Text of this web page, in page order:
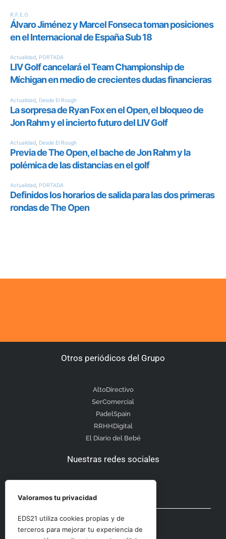
Otros periódicos del Grupo
AltoDirectivo
SerComercial
PadelSpain
RRHHDigital
El Diario del Bebé
Nuestras redes sociales
Otras secciones
Valoramos tu privacidad
EDS21 utiliza cookies propias y de
terceros para mejorar tu experiencia de